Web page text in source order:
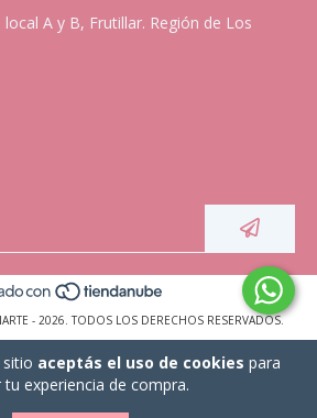
aceptás el uso de cookies para
tu experiencia de compra.
A y B, Frutillar. Región de Los
- 2026. TODOS LOS DERECHOS RESERVADOS.